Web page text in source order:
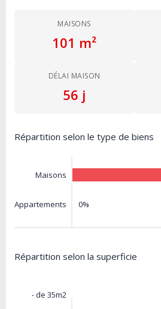
MAISONS
101 m²
DÉLAI MAISON
56 j
Répartition selon le type de biens
Maisons
Appartements 0%
Répartition selon la superficie
- de 35m2